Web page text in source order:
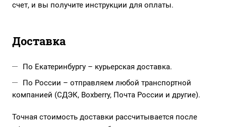
счет, и вы получите инструкции для оплаты.
Доставка
По Екатеринбургу – курьерская доставка.
По России – отправляем любой транспортной
компанией (СДЭК, Boxberry, Почта России и другие).
Точная стоимость доставки рассчитывается после